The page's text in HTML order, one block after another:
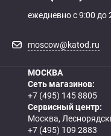
ежедневно с 9:00 до
moscow@katod.ru
МОСКВА
Сеть магазинов:
+7 (495) 145 8805
Сервисный центр:
Москва,
+7 (495) 109 2883